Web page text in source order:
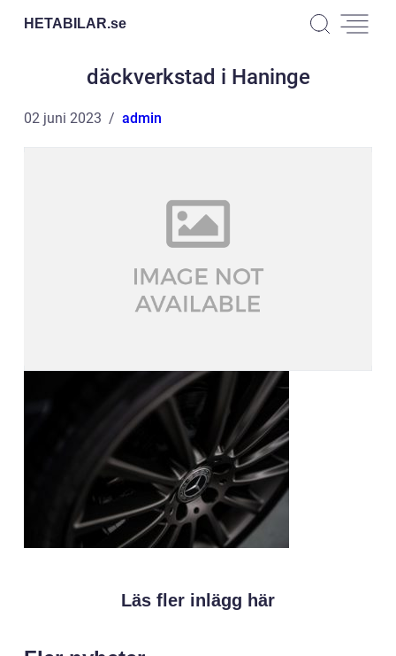
HETABILAR.se
däckverkstad i Haninge
02 juni 2023 admin
Läs fler inlägg här